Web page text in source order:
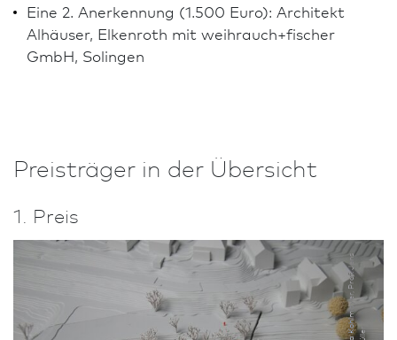
Eine 2. Anerkennung (1.500 Euro): Architekt
Alhäuser, Elkenroth mit weihrauch+fischer
GmbH, Solingen
Preisträger in der Übersicht
1. Preis